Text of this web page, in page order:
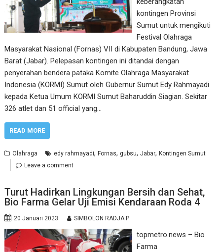
kontingen Provinsi
Sumut untuk mengikuti
Festival Olahraga
Masyarakat Nasional (Fornas) VII di Kabupaten Bandung, Jawa
Barat (Jabar). Pelepasan kontingen ini ditandai dengan
penyerahan bendera pataka Komite Olahraga Masyarakat
Indonesia (KORMI) Sumut oleh Gubernur Sumut Edy Rahmayadi
kepada Ketua Umum KORMI Sumut Baharuddin Siagian. Sekitar
326 atlet dan 51 official yang…
READ MORE
Olahraga edy rahmayadi,Fornas, gubsu,Jabar,Kontingen Sumut
Leave a comment
Turut Hadirkan Lingkungan Bersih dan Sehat,
Bio Farma Gelar Uji Emisi Kendaraan Roda 4
20 Januari 2023 SIMBOLON RADJA P
topmetro.news – Bio
Farma